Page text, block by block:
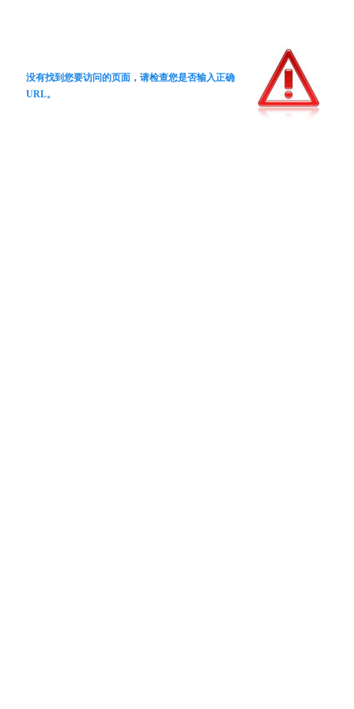
没有找到您要访问的页面，请检查您是否输入正确
URL。